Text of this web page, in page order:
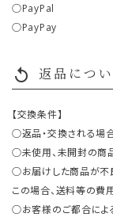
○PayPal
○PayPay
replay 返品につ
【交換条件】
○返品・交換される場
○未使用、未開封の商品
○お届けした商品が不
この場合、送料等の費
○お客様のご都合によ